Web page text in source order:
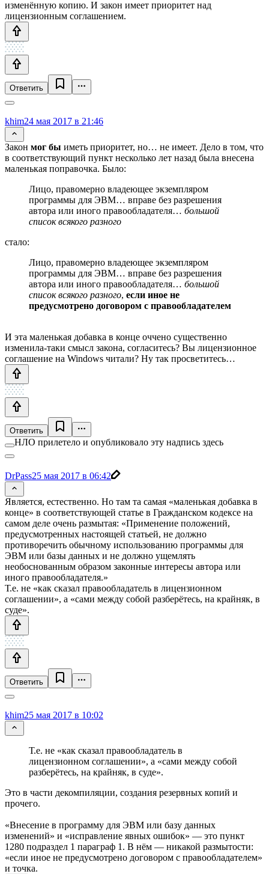
изменённую копию. И закон имеет приоритет над
лицензионным соглашением.
Ответить
khim24 мая 2017 в 21:46
Закон мог бы иметь приоритет, но… не имеет. Дело в том, что
в соответствующий пункт несколько лет назад была внесена
маленькая поправочка. Было:
Лицо, правомерно владеющее экземпляром
программы для ЭВМ… вправе без разрешения
автора или иного правообладателя… большой
список всякого разного
стало:
Лицо, правомерно владеющее экземпляром
программы для ЭВМ… вправе без разрешения
автора или иного правообладателя… большой
список всякого разного, если иное не
предусмотрено договором с правообладателем
И эта маленькая добавка в конце оччено существенно
изменила-таки смысл закона, согласитесь? Вы лицензионное
соглашение на Windows читали? Ну так просветитесь…
Ответить
НЛО прилетело и опубликовало эту надпись здесь
DrPass25 мая 2017 в 06:42
Является, естественно. Но там та самая «маленькая добавка в
конце» в соответствующей статье в Гражданском кодексе на
самом деле очень размытая: «Применение положений,
предусмотренных настоящей статьей, не должно
противоречить обычному использованию программы для
ЭВМ или базы данных и не должно ущемлять
необоснованным образом законные интересы автора или
иного правообладателя.»
Т.е. не «как сказал правообладатель в лицензионном
соглашении», а «сами между собой разберётесь, на крайняк, в
суде».
Ответить
khim25 мая 2017 в 10:02
Т.е. не «как сказал правообладатель в
лицензионном соглашении», а «сами между собой
разберётесь, на крайняк, в суде».
Это в части декомпиляции, создания резервных копий и
прочего.
«Внесение в программу для ЭВМ или базу данных
изменений» и «исправление явных ошибок» — это пункт
1280 подраздел 1 параграф 1. В нём — никакой размытости:
«если иное не предусмотрено договором с правообладателем»
и точка.